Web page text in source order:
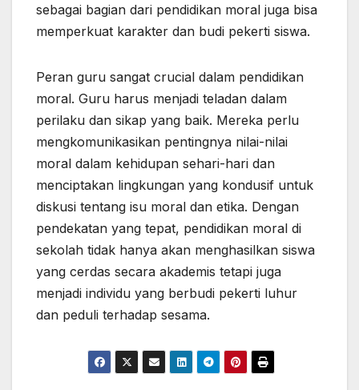
sebagai bagian dari pendidikan moral juga bisa
memperkuat karakter dan budi pekerti siswa.
Peran guru sangat crucial dalam pendidikan
moral. Guru harus menjadi teladan dalam
perilaku dan sikap yang baik. Mereka perlu
mengkomunikasikan pentingnya nilai-nilai
moral dalam kehidupan sehari-hari dan
menciptakan lingkungan yang kondusif untuk
diskusi tentang isu moral dan etika. Dengan
pendekatan yang tepat, pendidikan moral di
sekolah tidak hanya akan menghasilkan siswa
yang cerdas secara akademis tetapi juga
menjadi individu yang berbudi pekerti luhur
dan peduli terhadap sesama.